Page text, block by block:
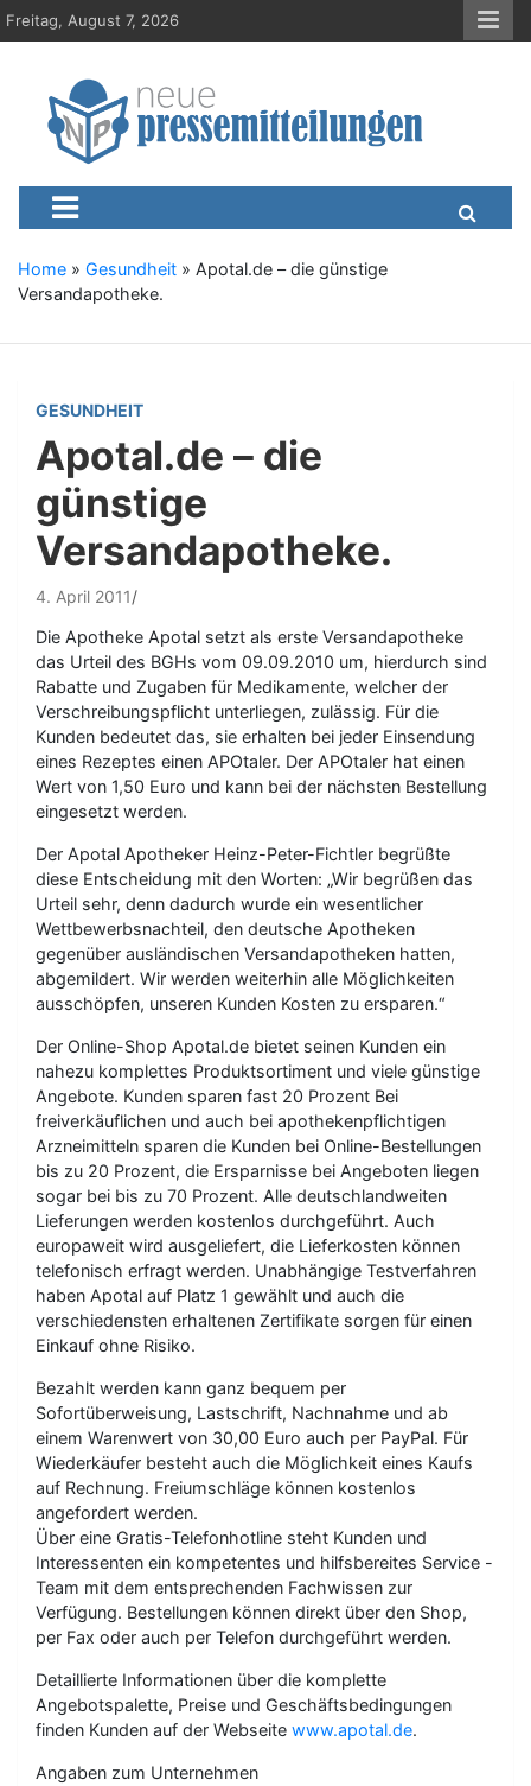
S
k
Freitag, August 7, 2026
Neue-
Presseportal, Nachrichten, News, Meldungen, Wirtschaft
Home » Gesundheit » Apotal.de – die günstige
Versandapotheke.
GESUNDHEIT
Apotal.de – die
günstige
Versandapotheke.
4. April 2011
Die Apotheke Apotal setzt als erste Versandapotheke
das Urteil des BGHs vom 09.09.2010 um, hierdurch sind
Rabatte und Zugaben für Medikamente, welcher der
Verschreibungspflicht unterliegen, zulässig. Für die
Kunden bedeutet das, sie erhalten bei jeder Einsendung
eines Rezeptes einen APOtaler. Der APOtaler hat einen
Wert von 1,50 Euro und kann bei der nächsten Bestellung
eingesetzt werden.
Der Apotal Apotheker Heinz-Peter-Fichtler begrüßte
diese Entscheidung mit den Worten: „Wir begrüßen das
Urteil sehr, denn dadurch wurde ein wesentlicher
Wettbewerbsnachteil, den deutsche Apotheken
gegenüber ausländischen Versandapotheken hatten,
abgemildert. Wir werden weiterhin alle Möglichkeiten
ausschöpfen, unseren Kunden Kosten zu ersparen.“
Der Online-Shop Apotal.de bietet seinen Kunden ein
nahezu komplettes Produktsortiment und viele günstige
Angebote. Kunden sparen fast 20 Prozent Bei
freiverkäuflichen und auch bei apothekenpflichtigen
Arzneimitteln sparen die Kunden bei Online-Bestellungen
bis zu 20 Prozent, die Ersparnisse bei Angeboten liegen
sogar bei bis zu 70 Prozent. Alle deutschlandweiten
Lieferungen werden kostenlos durchgeführt. Auch
europaweit wird ausgeliefert, die Lieferkosten können
telefonisch erfragt werden. Unabhängige Testverfahren
haben Apotal auf Platz 1 gewählt und auch die
verschiedensten erhaltenen Zertifikate sorgen für einen
Einkauf ohne Risiko.
Bezahlt werden kann ganz bequem per
Sofortüberweisung, Lastschrift, Nachnahme und ab
einem Warenwert von 30,00 Euro auch per PayPal. Für
Wiederkäufer besteht auch die Möglichkeit eines Kaufs
auf Rechnung. Freiumschläge können kostenlos
angefordert werden.
Über eine Gratis-Telefonhotline steht Kunden und
Interessenten ein kompetentes und hilfsbereites Service -
Team mit dem entsprechenden Fachwissen zur
Verfügung. Bestellungen können direkt über den Shop,
per Fax oder auch per Telefon durchgeführt werden.
Detaillierte Informationen über die komplette
Angebotspalette, Preise und Geschäftsbedingungen
finden Kunden auf der Webseite www.apotal.de.
Angaben zum Unternehmen